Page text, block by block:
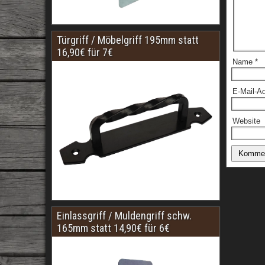
Name *
E-Mail-
Website
Türgriff / Möbelgriff 195mm statt
16,90€ für 7€
Einlassgriff / Muldengriff schw.
165mm statt 14,90€ für 6€